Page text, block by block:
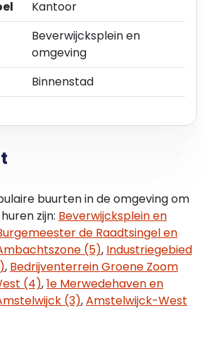
gelegen op de tweede
in de tot het complex
zijn indicatief berekend
en informatie verkregen
doch mogen niet worden
het Nederlands Normalisatie-
B van NEN 2580.
van het metrage zal
leiden tot enige verrekening van
eventuele kosten bijkomende
tijdens de periode van
met inbegrip van
hiervan.
Kantoor
Beverwijcksplein en
omgeving
Binnenstad
buurten in de omgeving om
zijn: Beverwijcksplein en
de Raadtsingel en
(5), Industriegebied
, Bedrijventerrein Groene Zoom
(4),1e Merwedehaven en
(3),Amstelwijck-West